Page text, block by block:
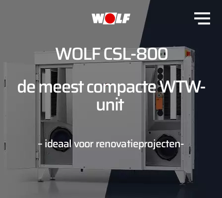
WOLF CSL-800
de meest compacte WTW-
unit
– ideaal voor renovatieprojecten-